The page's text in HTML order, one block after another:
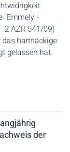
"Emmely"-
2 AZR 541/09)
das hartnäckige
gelassen hat.
der